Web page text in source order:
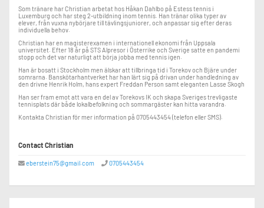
Som tränare har Christian arbetat hos Håkan Dahlbo på Estess tennis i
Luxemburg och har steg 2-utbildning inom tennis. Han tränar olika typer av
elever, från vuxna nybörjare till tävlingsjuniorer, och anpassar sig efter deras
individuella behov.
Christian har en magisterexamen i internationell ekonomi från Uppsala
universitet. Efter 18 år på STS Alpresor i Österrike och Sverige satte en pandemi
stopp och det var naturligt att börja jobba med tennis igen.
Han är bosatt i Stockholm men älskar att tillbringa tid i Torekov och Bjäre under
somrarna. Banskötarhantverket har han lärt sig på drivan under handledning av
den drivne Henrik Holm, hans expert Freddan Person samt eleganten Lasse Skogh
Han ser fram emot att vara en del av Torekovs IK och skapa Sveriges trevligaste
tennisplats där både lokalbefolkning och sommargäster kan hitta varandra.
Kontakta Christian för mer information på 0705443454 (telefon eller SMS).
Contact Christian
eberstein75@gmail.com 0705443454